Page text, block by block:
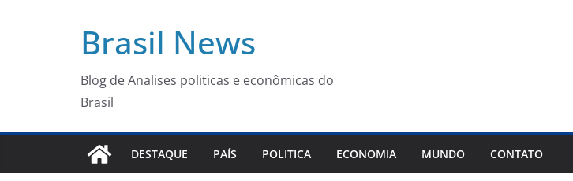
Brasil News
Blog de Analises politicas e econômicas do
Brasil
DESTAQUE PAÍS POLITICA ECONOMIA MUNDO CONTATO